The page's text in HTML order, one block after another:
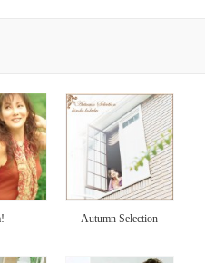
Autumn Selection